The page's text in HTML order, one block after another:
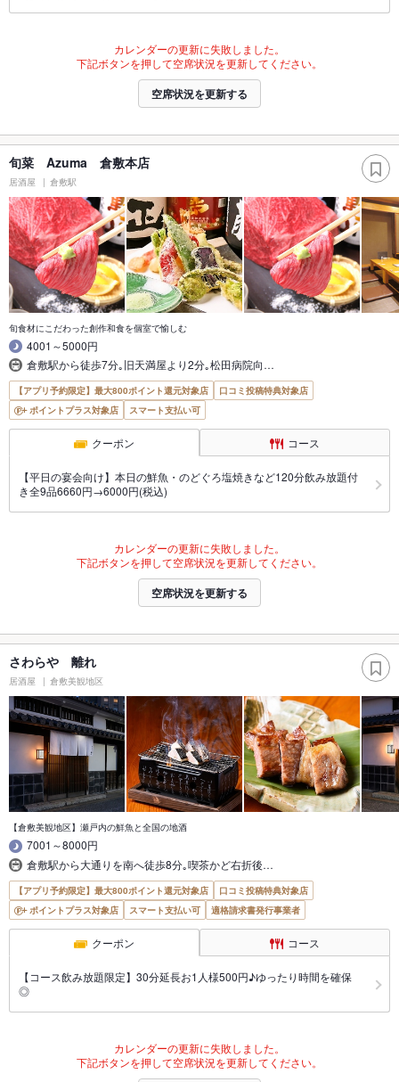
カレンダーの更新に失敗しました。
下記ボタンを押して空席状況を更新してください。
空席状況を更新する
旬菜 Azuma 倉敷本店
居酒屋 倉敷駅
旬食材にこだわった創作和食を個室で愉しむ
4001～5000円
倉敷駅から徒歩7分｡旧天満屋より2分｡松田病院向…
【アプリ予約限定】最大800ポイント還元対象店
口コミ投稿特典対象店
ポイントプラス対象店
スマート支払い可
クーポン コース
【平日の宴会向け】本日の鮮魚・のどぐろ塩焼きなど120分飲み放題付
き全9品6660円→6000円(税込)
カレンダーの更新に失敗しました。
下記ボタンを押して空席状況を更新してください。
空席状況を更新する
さわらや 離れ
居酒屋 倉敷美観地区
【倉敷美観地区】瀬戸内の鮮魚と全国の地酒
7001～8000円
倉敷駅から大通りを南へ徒歩8分｡喫茶かど右折後…
【アプリ予約限定】最大800ポイント還元対象店
口コミ投稿特典対象店
ポイントプラス対象店
スマート支払い可 適格請求書発行事業者
クーポン コース
【コース飲み放題限定】30分延長お1人様500円♪ゆったり時間を確保
◎
カレンダーの更新に失敗しました。
下記ボタンを押して空席状況を更新してください。